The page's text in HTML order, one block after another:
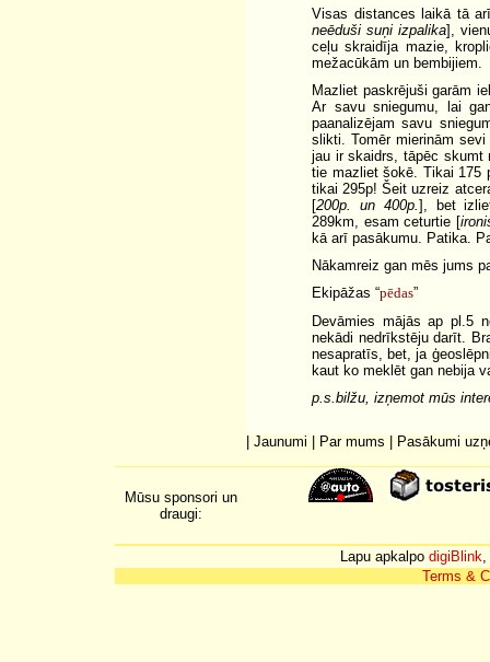
Visas distances laikā tā
neēduši suņi izpalika],
ceļu skraidīja mazie,
mežacūkām un bembijiem.
Mazliet paskrējuši garām
Ar savu sniegumu, lai
paanalizējam savu
slikti. Tomēr mierinām
jau ir skaidrs, tāpēc
tie mazliet šokē. Tikai 175
tikai 295p! Šeit uzreiz
[200p. un 400p.], bet
289km, esam ceturtie [
kā arī pasākumu. Patika.
Nākamreiz gan mēs jums
Ekipāžas “pēdas”
Devāmies mājās ap pl.5
nekādi nedrīkstēju darīt.
nesapratīs, bet, ja
kaut ko meklēt gan nebija
p.s.bilžu, izņemot mūs
Jaunumi Par mums Pasākumi
Mūsu sponsori un
draugi:
Lapu apkalpo digiBlink,
Terms &